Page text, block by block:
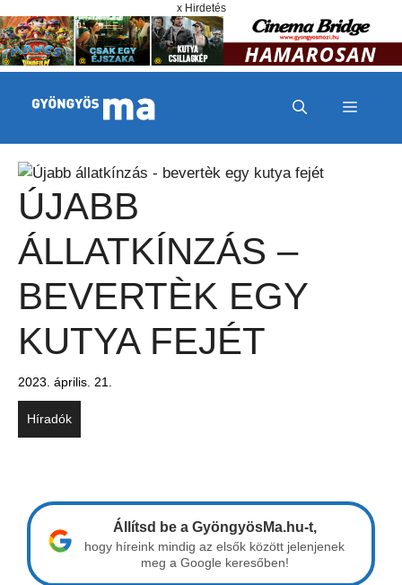
x Hirdetés
MENÜ
ÚJABB
ÁLLATKÍNZÁS –
BEVERTÈK EGY
KUTYA FEJÉT
2023. április. 21.
Híradók
Állítsd be a GyöngyösMa.hu-t,
hogy híreink mindig az elsők között jelenjenek
meg a Google keresőben!